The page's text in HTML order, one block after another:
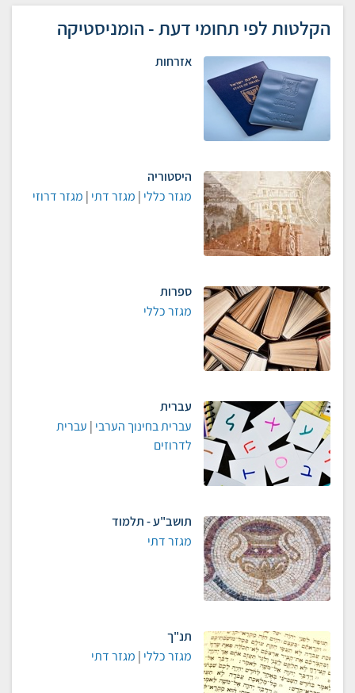
הקלטות לפי תחומי דעת - הומניסטיקה
אזרחות
היסטוריה
מגזר כללי | מגזר דתי | מגזר דרוזי
ספרות
מגזר כללי
עברית
עברית בחינוך הערבי | עברית
לדרוזים
תושב"ע - תלמוד
מגזר דתי
תנ"ך
מגזר כללי | מגזר דתי